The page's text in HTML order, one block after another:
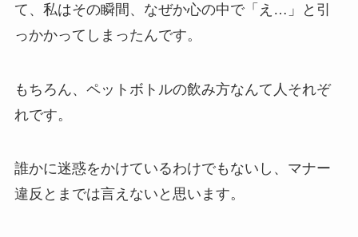
て、私はその瞬間、なぜか心の中で「え…」と引
っかかってしまったんです。
もちろん、ペットボトルの飲み方なんて人それぞ
れです。
誰かに迷惑をかけているわけでもないし、マナー
違反とまでは言えないと思います。